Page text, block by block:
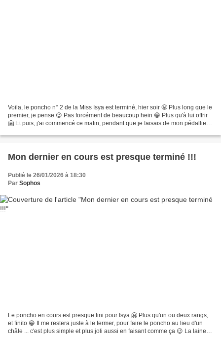
Voila, le poncho n° 2 de la Miss Isya est terminé, hier soir 🤩 Plus long que le
premier, je pense 😉 Pas forcément de beaucoup hein 😁 Plus qu'à lui offrir
🤗 Et puis, j'ai commencé ce matin, pendant que je faisais de mon pédallier
Mon dernier en cours est presque terminé !!!
Publié le 26/01/2026 à 18:30
Par Sophos
Le poncho en cours est presque fini pour Isya 🤗 Plus qu'un ou deux rangs,
et finito 😁 Il me restera juste à le fermer, pour faire le poncho au lieu d'un
châle ... c'est plus simple et plus joli aussi en faisant comme ça 😉 La laine